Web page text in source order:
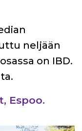
neljään
on IBD.
Espoo.